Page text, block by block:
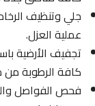
جلي وتنظيف الرخام
عملية العزل.
تجفيف الأرضية
كافة الرطوبة من
فحص الفواصل